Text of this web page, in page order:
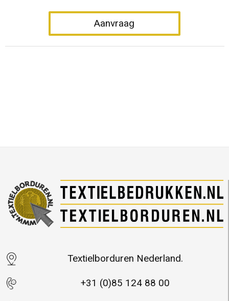
Aanvraag
Textielborduren Nederland.
+31 (0)85 124 88 00